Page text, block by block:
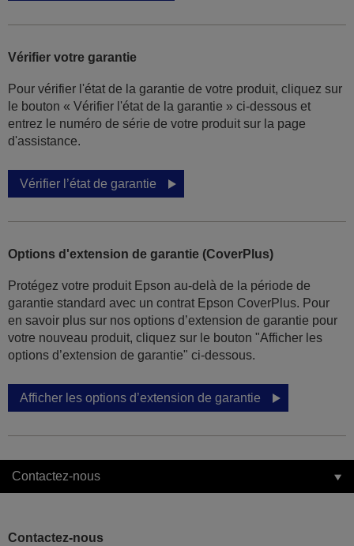
Vérifier votre garantie
Pour vérifier l'état de la garantie de votre produit, cliquez sur
le bouton « Vérifier l'état de la garantie » ci-dessous et
entrez le numéro de série de votre produit sur la page
d'assistance.
Vérifier l’état de garantie
Options d'extension de garantie (CoverPlus)
Protégez votre produit Epson au-delà de la période de
garantie standard avec un contrat Epson CoverPlus. Pour
en savoir plus sur nos options d’extension de garantie pour
votre nouveau produit, cliquez sur le bouton "Afficher les
options d’extension de garantie" ci-dessous.
Afficher les options d’extension de garantie
Contactez-nous
Contactez-nous